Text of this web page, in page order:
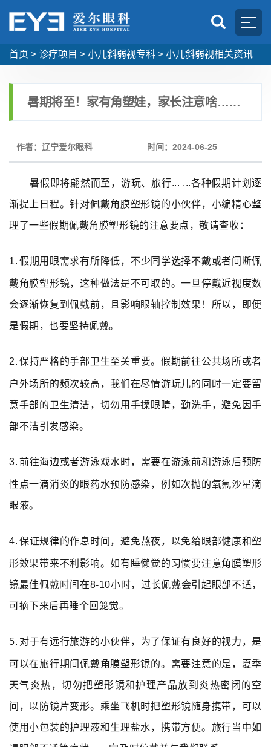
首页 > 诊疗项目 > 小儿斜弱视专科 > 小儿斜弱视相关资讯
暑期将至！家有角塑娃，家长注意啥……
作者：辽宁爱尔眼科 时间：2024-06-25
暑假即将翩然而至，游玩、旅行... ...各种假期计划逐
渐提上日程。针对佩戴角膜塑形镜的小伙伴，小编精心整
理了一些假期佩戴角膜塑形镜的注意要点，敬请查收：
1. 假期用眼需求有所降低，不少同学选择不戴或者间断佩
戴角膜塑形镜，这种做法是不可取的。一旦停戴近视度数
会逐渐恢复到佩戴前，且影响眼轴控制效果！所以，即便
是假期，也要坚持佩戴。
2. 保持严格的手部卫生至关重要。假期前往公共场所或者
户外场所的频次较高，我们在尽情游玩儿的同时一定要留
意手部的卫生清洁，切勿用手揉眼睛，勤洗手，避免因手
部不洁引发感染。
3. 前往海边或者游泳戏水时，需要在游泳前和游泳后预防
性点一滴消炎的眼药水预防感染，例如次抛的氧氟沙星滴
眼液。
4. 保证规律的作息时间，避免熬夜，以免给眼部健康和塑
形效果带来不利影响。如有睡懒觉的习惯要注意角膜塑形
镜最佳佩戴时间在8-10小时，过长佩戴会引起眼部不适，
可摘下来后再睡个回笼觉。
5. 对于有远行旅游的小伙伴，为了保证有良好的视力，是
可以在旅行期间佩戴角膜塑形镜的。需要注意的是，夏季
天气炎热，切勿把塑形镜和护理产品放到炎热密闭的空
间，以防镜片变形。乘坐飞机时把塑形镜随身携带，可以
使用小包装的护理液和生理盐水，携带方便。旅行当中如